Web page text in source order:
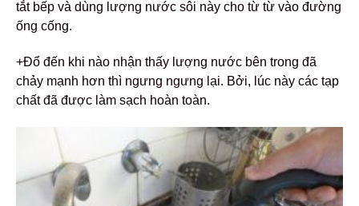
tắt bếp và dùng lượng nước sôi này cho từ từ vào đường
ống cống.
+Đổ đến khi nào nhận thấy lượng nước bên trong đã
chảy mạnh hơn thì ngưng ngưng lại. Bởi, lúc này các tạp
chất đã được làm sạch hoàn toàn.